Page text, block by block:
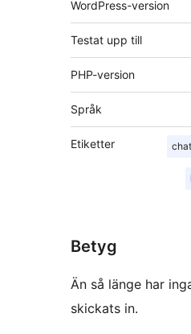
WordPress-version
Testat upp till
PHP-version
Språk
Etiketter chat
Betyg
Än så länge har
skickats in.